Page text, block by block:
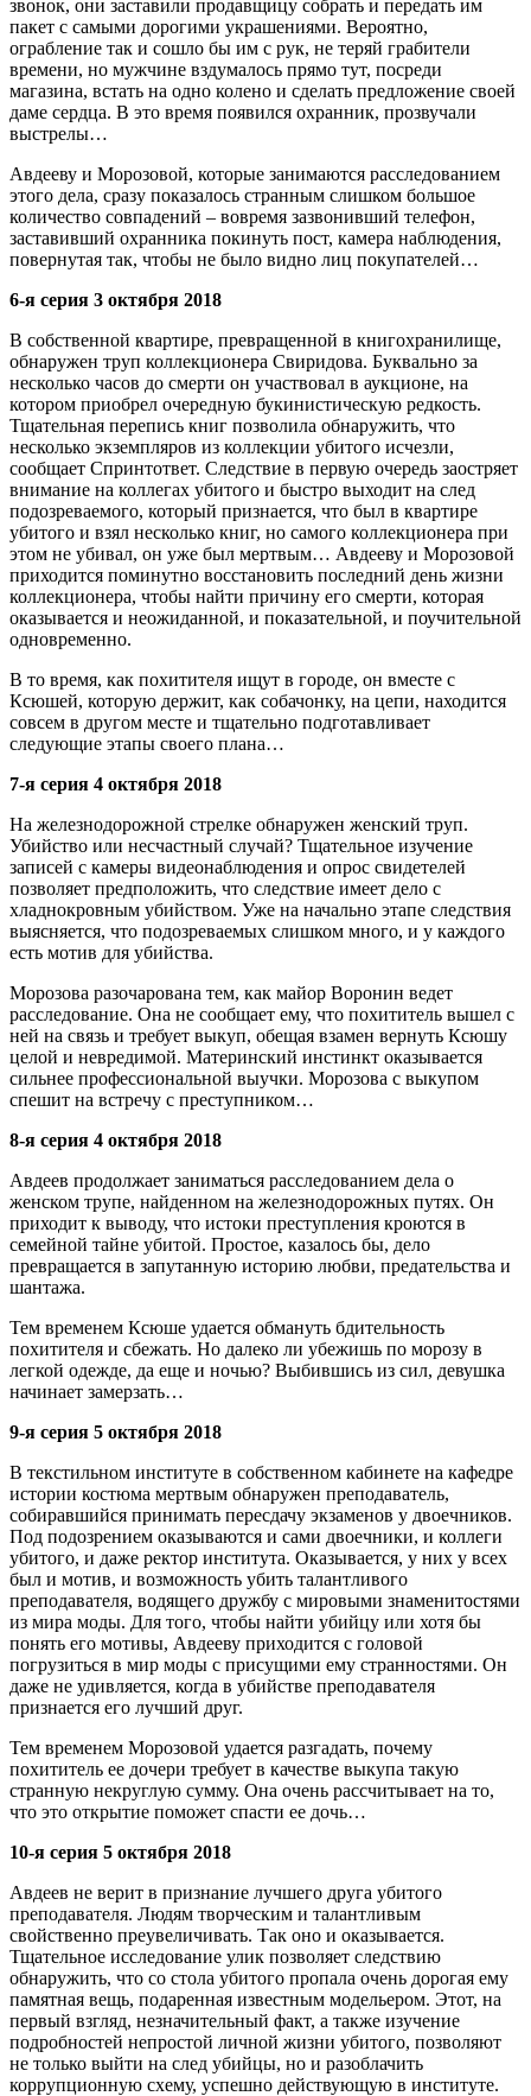
звонок, они заставили продавщицу собрать и передать им
пакет с самыми дорогими украшениями. Вероятно,
ограбление так и сошло бы им с рук, не теряй грабители
времени, но мужчине вздумалось прямо тут, посреди
магазина, встать на одно колено и сделать предложение своей
даме сердца. В это время появился охранник, прозвучали
выстрелы…
Авдееву и Морозовой, которые занимаются расследованием
этого дела, сразу показалось странным слишком большое
количество совпадений – вовремя зазвонивший телефон,
заставивший охранника покинуть пост, камера наблюдения,
повернутая так, чтобы не было видно лиц покупателей…
6-я серия 3 октября 2018
В собственной квартире, превращенной в книгохранилище,
обнаружен труп коллекционера Свиридова. Буквально за
несколько часов до смерти он участвовал в аукционе, на
котором приобрел очередную букинистическую редкость.
Тщательная перепись книг позволила обнаружить, что
несколько экземпляров из коллекции убитого исчезли,
сообщает Спринтответ. Следствие в первую очередь заостряет
внимание на коллегах убитого и быстро выходит на след
подозреваемого, который признается, что был в квартире
убитого и взял несколько книг, но самого коллекционера при
этом не убивал, он уже был мертвым… Авдееву и Морозовой
приходится поминутно восстановить последний день жизни
коллекционера, чтобы найти причину его смерти, которая
оказывается и неожиданной, и показательной, и поучительной
одновременно.
В то время, как похитителя ищут в городе, он вместе с
Ксюшей, которую держит, как собачонку, на цепи, находится
совсем в другом месте и тщательно подготавливает
следующие этапы своего плана…
7-я серия 4 октября 2018
На железнодорожной стрелке обнаружен женский труп.
Убийство или несчастный случай? Тщательное изучение
записей с камеры видеонаблюдения и опрос свидетелей
позволяет предположить, что следствие имеет дело с
хладнокровным убийством. Уже на начально этапе следствия
выясняется, что подозреваемых слишком много, и у каждого
есть мотив для убийства.
Морозова разочарована тем, как майор Воронин ведет
расследование. Она не сообщает ему, что похититель вышел с
ней на связь и требует выкуп, обещая взамен вернуть Ксюшу
целой и невредимой. Материнский инстинкт оказывается
сильнее профессиональной выучки. Морозова с выкупом
спешит на встречу с преступником…
8-я серия 4 октября 2018
Авдеев продолжает заниматься расследованием дела о
женском трупе, найденном на железнодорожных путях. Он
приходит к выводу, что истоки преступления кроются в
семейной тайне убитой. Простое, казалось бы, дело
превращается в запутанную историю любви, предательства и
шантажа.
Тем временем Ксюше удается обмануть бдительность
похитителя и сбежать. Но далеко ли убежишь по морозу в
легкой одежде, да еще и ночью? Выбившись из сил, девушка
начинает замерзать…
9-я серия 5 октября 2018
В текстильном институте в собственном кабинете на кафедре
истории костюма мертвым обнаружен преподаватель,
собиравшийся принимать пересдачу экзаменов у двоечников.
Под подозрением оказываются и сами двоечники, и коллеги
убитого, и даже ректор института. Оказывается, у них у всех
был и мотив, и возможность убить талантливого
преподавателя, водящего дружбу с мировыми знаменитостями
из мира моды. Для того, чтобы найти убийцу или хотя бы
понять его мотивы, Авдееву приходится с головой
погрузиться в мир моды с присущими ему странностями. Он
даже не удивляется, когда в убийстве преподавателя
признается его лучший друг.
Тем временем Морозовой удается разгадать, почему
похититель ее дочери требует в качестве выкупа такую
странную некруглую сумму. Она очень рассчитывает на то,
что это открытие поможет спасти ее дочь…
10-я серия 5 октября 2018
Авдеев не верит в признание лучшего друга убитого
преподавателя. Людям творческим и талантливым
свойственно преувеличивать. Так оно и оказывается.
Тщательное исследование улик позволяет следствию
обнаружить, что со стола убитого пропала очень дорогая ему
памятная вещь, подаренная известным модельером. Этот, на
первый взгляд, незначительный факт, а также изучение
подробностей непростой личной жизни убитого, позволяют
не только выйти на след убийцы, но и разоблачить
коррупционную схему, успешно действующую в институте.